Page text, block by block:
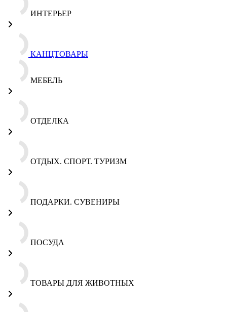
ИНТЕРЬЕР
КАНЦТОВАРЫ
МЕБЕЛЬ
ОТДЕЛКА
ОТДЫХ. СПОРТ. ТУРИЗМ
ПОДАРКИ. СУВЕНИРЫ
ПОСУДА
ТОВАРЫ ДЛЯ ЖИВОТНЫХ